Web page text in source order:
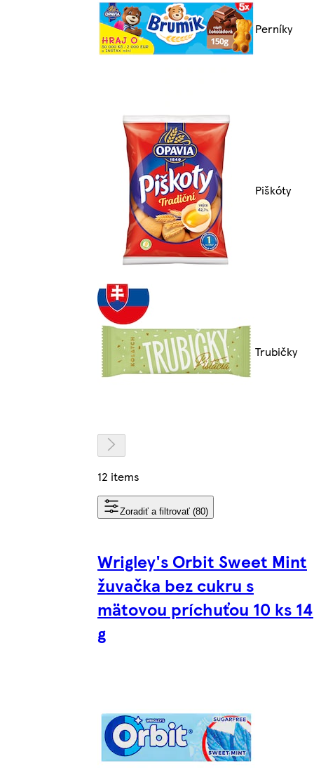
Perníky
Piškóty
Trubičky
12 items
Zoradiť a filtrovať (80)
Wrigley's Orbit Sweet Mint
žuvačka bez cukru s
mätovou príchuťou 10 ks 14
g